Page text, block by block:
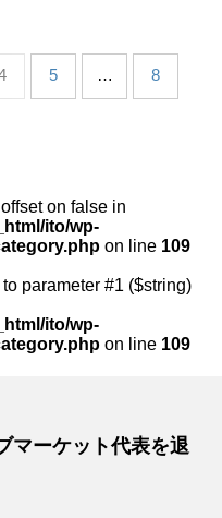
5 … 8
on false in
ito/wp-
on line 109
parameter #1 ($string)
ito/wp-
on line 109
マーケット代表を退